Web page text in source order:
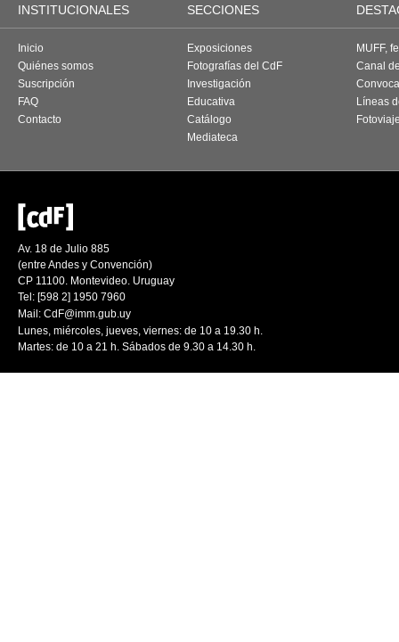
INSTITUCIONALES SECCIONES
Inicio
Quiénes somos
Suscripción
FAQ
Contacto
Exposiciones
Fotografías del CdF
Investigación
Educativa
Catálogo
Mediateca
MUFF,
Canal
Líneas
Av. 18 de Julio 885
(entre Andes y Convención)
CP 11100. Montevideo. Uruguay
Tel: [598 2] 1950 7960
Mail: CdF@imm.gub.uy
Lunes, miércoles, jueves, viernes: de 10 a 19.30 h.
Martes: de 10 a 21 h. Sábados de 9.30 a 14.30 h.